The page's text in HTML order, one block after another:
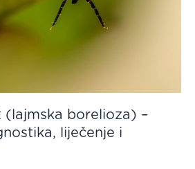
(lajmska borelioza) –
liječenje i